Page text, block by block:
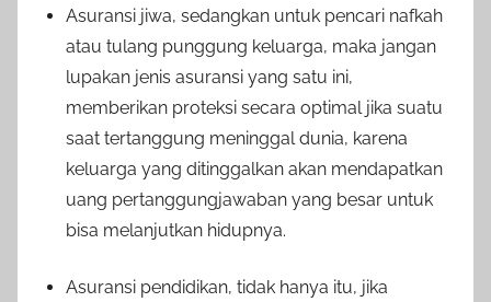
Asuransi jiwa, sedangkan untuk pencari nafkah
atau tulang punggung keluarga, maka jangan
lupakan jenis asuransi yang satu ini,
memberikan proteksi secara optimal jika suatu
saat tertanggung meninggal dunia, karena
keluarga yang ditinggalkan akan mendapatkan
uang pertanggungjawaban yang besar untuk
bisa melanjutkan hidupnya.
Asuransi pendidikan, tidak hanya itu, jika